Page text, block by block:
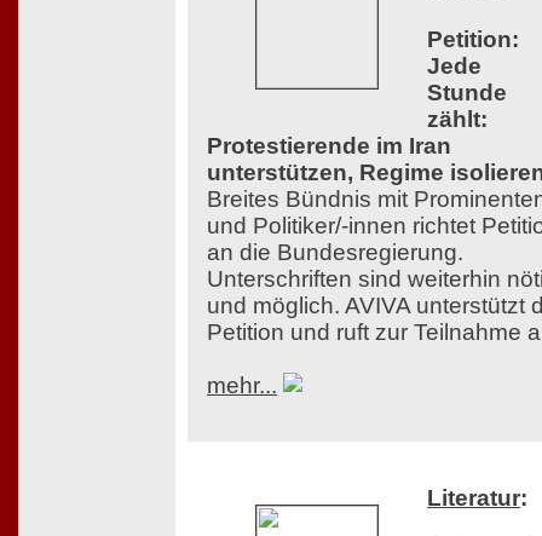
Petition:
Jede
Stunde
zählt:
Protestierende im Iran
unterstützen, Regime
Breites Bündnis mit
und Politiker/-innen richtet
an die Bundesregierung.
Unterschriften sind weiterhin
und möglich. AVIVA unterstützt
Petition und ruft zur Teilnahme
mehr...
Literatur: